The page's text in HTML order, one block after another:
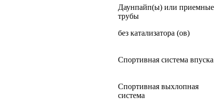
Даунпайп(ы) или приемные
трубы
без катализатора (ов)
Спортивная система впуска
Спортивная выхлопная
система